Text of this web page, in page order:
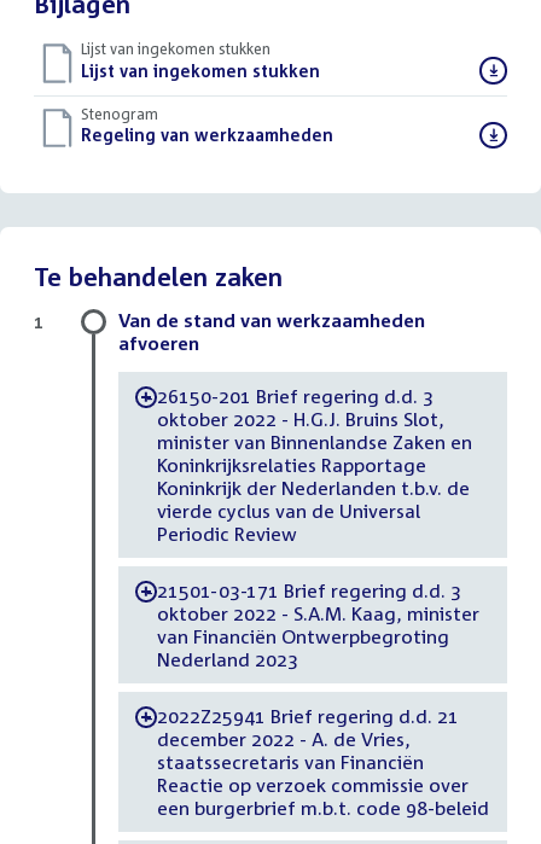
Lijst van ingekomen stukken
Download
bestand:
Lijst van ingekomen stukken
Stenogram
Download
Regeling van werkzaamheden
Te behandelen zaken
Van de stand van werkzaamheden
afvoeren
-26150-201 Brief regering d.d. 3
oktober 2022 - H.G.J. Bruins Slot,
minister van Binnenlandse Zaken en
Koninkrijksrelaties Rapportage
Koninkrijk der Nederlanden t.b.v. de
vierde cyclus van de Universal
Periodic Review
-21501-03-171 Brief regering d.d. 3
oktober 2022 - S.A.M. Kaag, minister
van Financiën Ontwerpbegroting
Nederland 2023
-2022Z25941 Brief regering d.d. 21
december 2022 - A. de Vries,
staatssecretaris van Financiën
Reactie op verzoek commissie over
een burgerbrief m.b.t. code 98-beleid
1